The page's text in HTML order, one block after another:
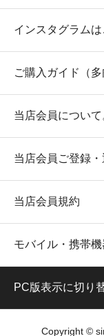
インスタグラムは
ご購入ガイド（多
当店会員について
当店会員ご登録
当店会員規約
モバイル・携帯
PC版表示に切り
Copyright ©